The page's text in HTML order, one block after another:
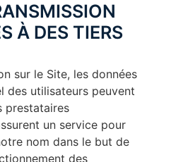
À DES TIERS
sur le Site, les données
des utilisateurs peuvent
prestataires
un service pour
nom dans le but de
des